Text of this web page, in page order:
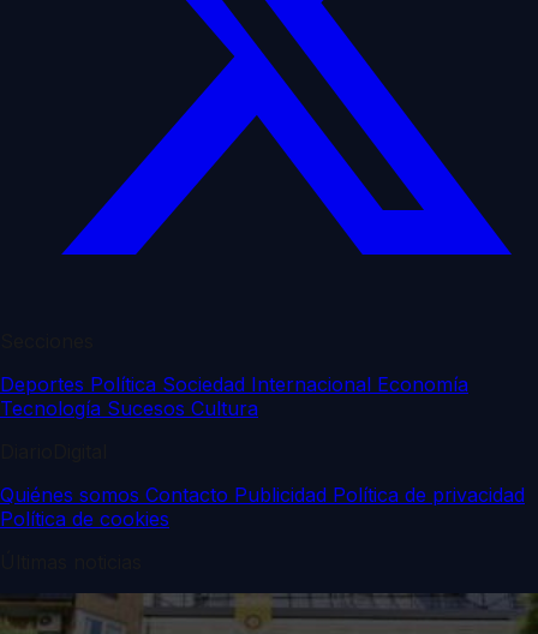
Deportes Política Sociedad Internacional Economía
Tecnología Sucesos Cultura
Quiénes somos Contacto Publicidad Política de privacidad
Política de cookies